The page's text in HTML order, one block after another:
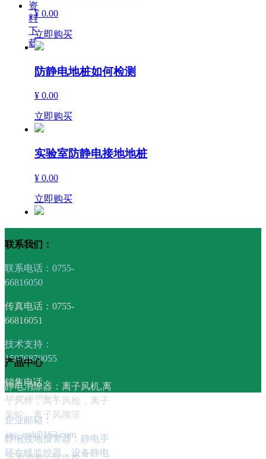
资
料
下
载
¥ 0.00
立即购买
防静电地桩如何检测
¥ 0.00
立即购买
实验室防静电接地地桩
¥ 0.00
立即购买
立即购买
静电地桩
¥ 0.00
立即购买
联系我们：
联系电话：0755-
66816050
传真电话：0755-
66816051
技术支持：
15976870055
销售电话：
13392838474
企业邮箱：
aac_esd@163.com
产品中心
静电消除器：离子风机,离
子风棒，离子风枪，离子
风蛇，离子风嘴等
静电接地报警器：静电手
环在线监控器，设备静电